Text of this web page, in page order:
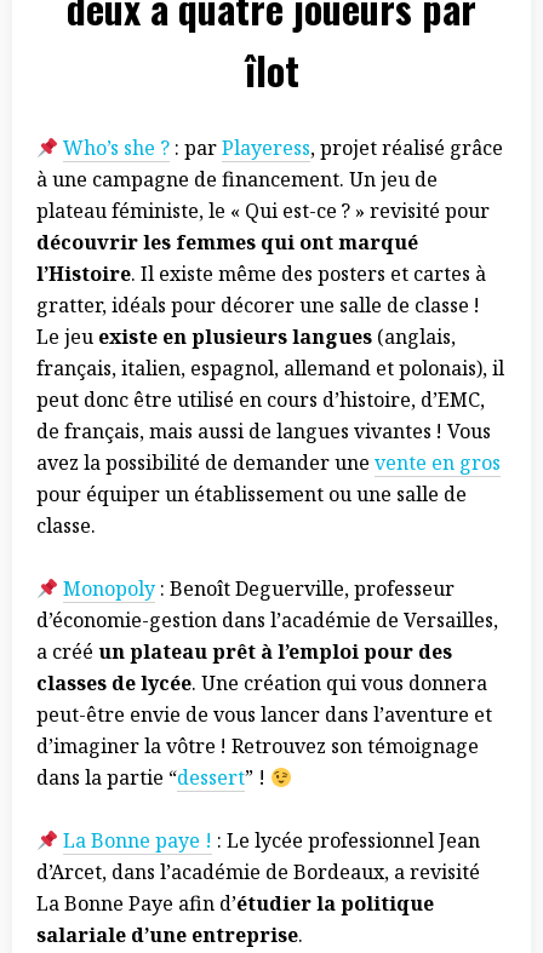
îlot
Who’s she ? : parPlayeress, projet réalisé grâce
à une campagne de financement. Un jeu de
plateau féministe, le « Qui est-ce ? » revisité pour
découvrir les femmes qui ont marqué
l’Histoire. Il existe même des posters et cartes à
gratter, idéals pour décorer une salle de classe !
Le jeu existe en plusieurs langues (anglais,
français, italien, espagnol, allemand et polonais), il
peut donc être utilisé en cours d’histoire, d’EMC,
de français, mais aussi de langues vivantes ! Vous
avez la possibilité de demander une vente en gros
pour équiper un établissement ou une salle de
classe.
Monopoly : Benoît Deguerville, professeur
d’économie-gestion dans l’académie de Versailles,
a créé un plateau prêt à l’emploi pour des
classes de lycée. Une création qui vous donnera
peut-être envie de vous lancer dans l’aventure et
d’imaginer la vôtre ! Retrouvez son témoignage
dans la partie “dessert” !
La Bonne paye ! : Le lycée professionnel Jean
d’Arcet, dans l’académie de Bordeaux, a revisité
La Bonne Paye afin d’étudier la politique
salariale d’une entreprise.